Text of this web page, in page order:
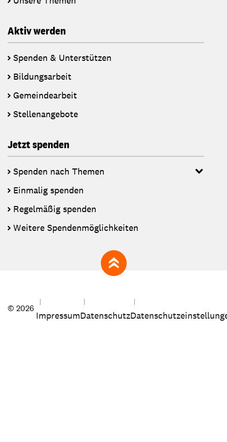
Aktiv werden
Spenden & Unterstützen
Bildungsarbeit
Gemeindearbeit
Stellenangebote
Jetzt spenden
Spenden nach Themen
Einmalig spenden
Regelmäßig spenden
Weitere Spendenmöglichkeiten
zum Seitenanfang
© 2026
ImpressumDatenschutz